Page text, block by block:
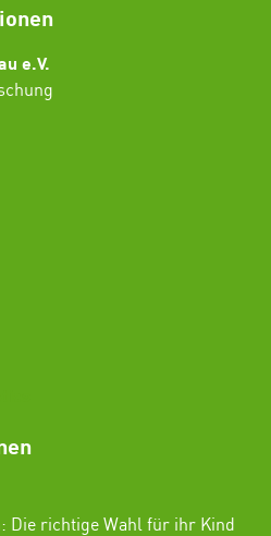
e.V.
Die richtige Wahl für ihr Kind